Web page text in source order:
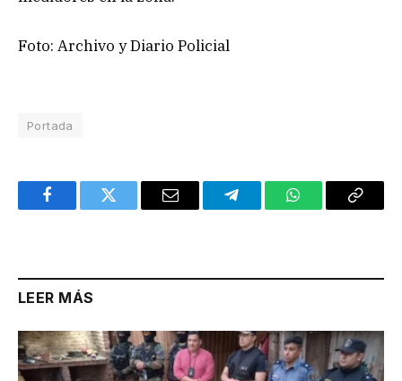
Foto: Archivo y Diario Policial
Portada
FacebookTwitter Email TelegramWhatsAppCopy
LEER MÁS